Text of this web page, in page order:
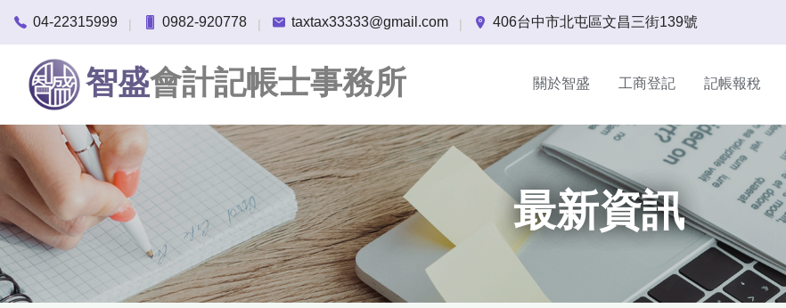
04-22315999 | 0982-920778 | taxtax33333@gmail.com | 406台中市北屯區文昌三街139號
智盛會計記帳士事務所 關於智盛 工商登記 記帳報稅
最新資訊